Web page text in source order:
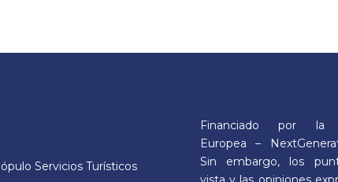
Servicios Turísticos
Financiado por la
Europea –
Sin embargo, los